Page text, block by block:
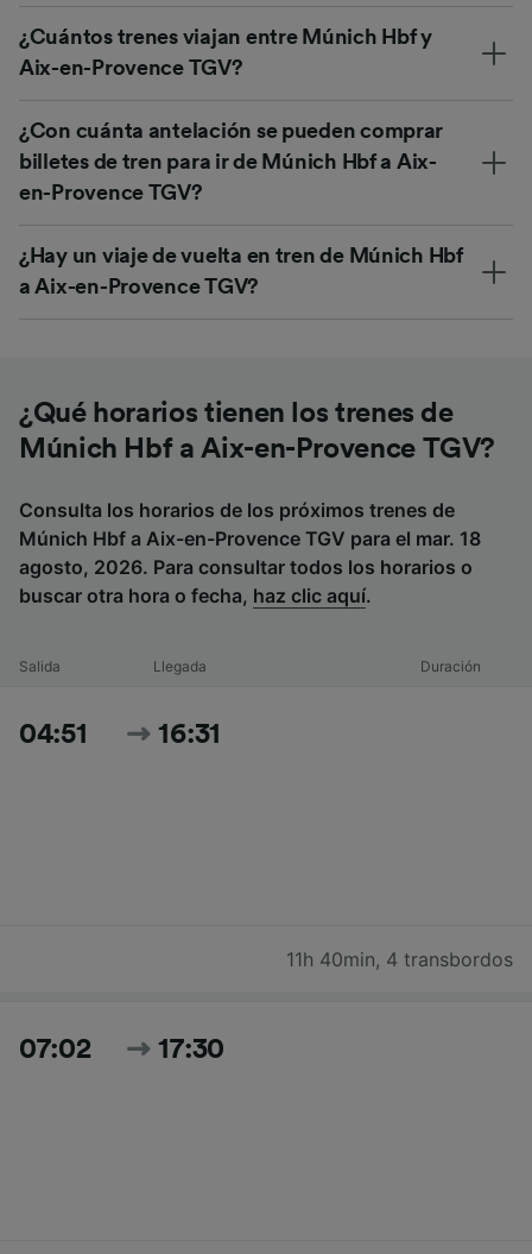
¿Cuántos trenes viajan entre Múnich Hbf y
Aix-en-Provence TGV?
¿Con cuánta antelación se pueden comprar
billetes de tren para ir de Múnich Hbf a Aix-
en-Provence TGV?
¿Hay un viaje de vuelta en tren de Múnich Hbf
a Aix-en-Provence TGV?
¿Qué horarios tienen los trenes de
Múnich Hbf a Aix-en-Provence TGV?
Consulta los horarios de los próximos trenes de
Múnich Hbf a Aix-en-Provence TGV para el mar. 18
agosto, 2026. Para consultar todos los horarios o
buscar otra hora o fecha, haz clic aquí.
Salida Llegada Duración
04:51 16:31
11h 40min, 4 transbordos
07:02 17:30